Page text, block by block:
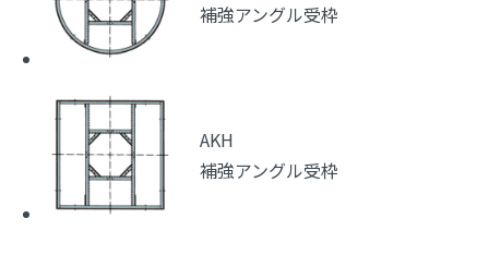
補強アングル受枠
AKH
補強アングル受枠